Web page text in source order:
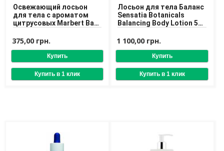
Бренды
О Магазине
Каталог
Контакты
Отзывы
Освежающий лосьон
для тела с ароматом
цитрусовых Marbert Bath
Body Lotion
375,00 грн.
Лосьон для тела Баланс
Sensatia Botanicals
Balancing Body Lotion 500
1 100,00 грн.